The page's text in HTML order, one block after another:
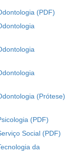
(Prótese)
Social
da